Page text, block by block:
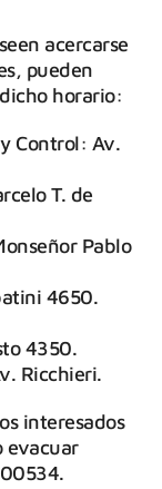
acercarse
pueden
horario:
Control: Av.
T. de
Pablo
4650.
4350.
Ricchieri.
interesados
evacuar